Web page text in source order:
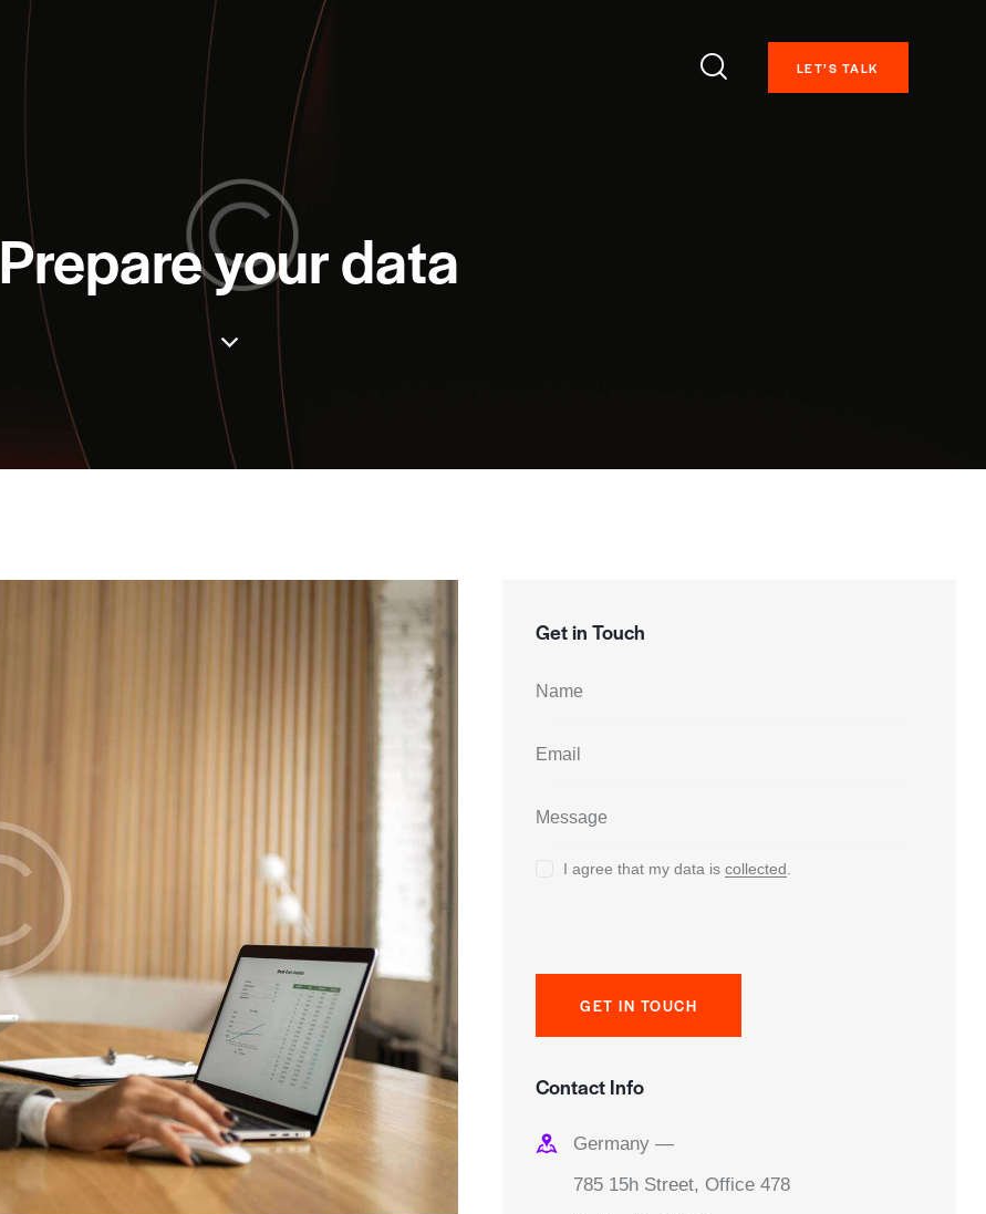
LET’S TALK
Prepare your data
Get in Touch
I agree that my data iscollected.
Contact Info
Germany —
785 15h Street, Office 478